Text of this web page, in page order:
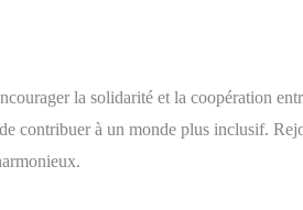
la solidarité et la coopération
contribuer à un monde plus inclusif.